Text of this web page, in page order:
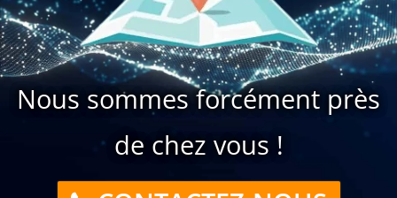
Nous sommes forcément près
de chez vous !